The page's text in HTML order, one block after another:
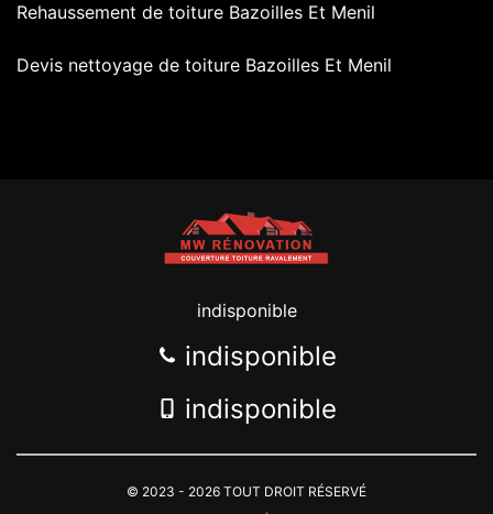
Rehaussement de toiture Bazoilles Et Menil
Devis nettoyage de toiture Bazoilles Et Menil
indisponible
indisponible
indisponible
© 2023 - 2026 TOUT DROIT RÉSERVÉ